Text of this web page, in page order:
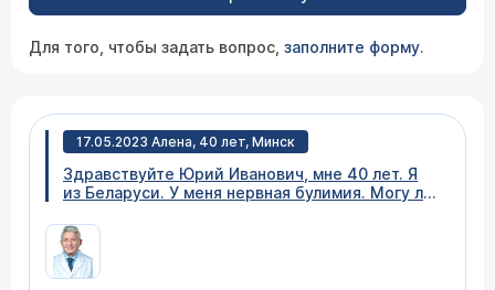
Для того, чтобы задать вопрос, заполните форму.
17.05.2023 Алена, 40 лет, Минск
Здравствуйте Юрий Иванович, мне 40 лет. Я
из Беларуси. У меня нервная булимия. Могу ли
билиопанкреатическое шунтирование? Какая
стоимость? Как устроена схема работы с
жителями другой страны? Мой вес 65 кг. Рост